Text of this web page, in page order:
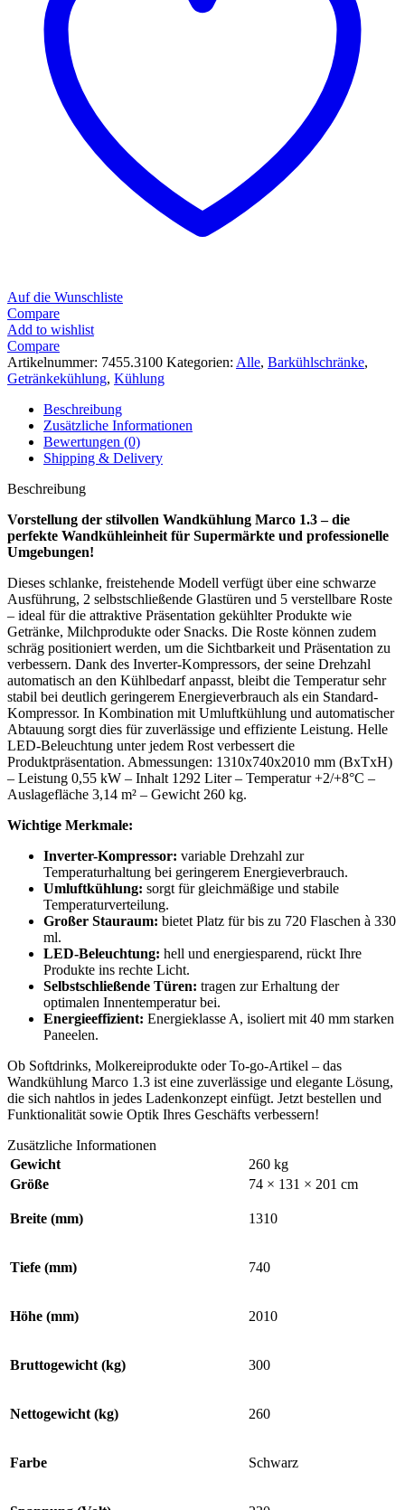
Auf die Wunschliste
Compare
Add to wishlist
Compare
Artikelnummer: 7455.3100 Kategorien: Alle, Barkühlschränke,
Getränkekühlung, Kühlung
Beschreibung
Zusätzliche Informationen
Bewertungen (0)
Shipping & Delivery
Beschreibung
Vorstellung der stilvollen Wandkühlung Marco 1.3 – die
perfekte Wandkühleinheit für Supermärkte und professionelle
Umgebungen!
Dieses schlanke, freistehende Modell verfügt über eine schwarze
Ausführung, 2 selbstschließende Glastüren und 5 verstellbare Roste
– ideal für die attraktive Präsentation gekühlter Produkte wie
Getränke, Milchprodukte oder Snacks. Die Roste können zudem
schräg positioniert werden, um die Sichtbarkeit und Präsentation zu
verbessern. Dank des Inverter-Kompressors, der seine Drehzahl
automatisch an den Kühlbedarf anpasst, bleibt die Temperatur sehr
stabil bei deutlich geringerem Energieverbrauch als ein Standard-
Kompressor. In Kombination mit Umluftkühlung und automatischer
Abtauung sorgt dies für zuverlässige und effiziente Leistung. Helle
LED-Beleuchtung unter jedem Rost verbessert die
Produktpräsentation. Abmessungen: 1310x740x2010 mm (BxTxH)
– Leistung 0,55 kW – Inhalt 1292 Liter – Temperatur +2/+8°C –
Auslagefläche 3,14 m² – Gewicht 260 kg.
Wichtige Merkmale:
Inverter-Kompressor: variable Drehzahl zur
Temperaturhaltung bei geringerem Energieverbrauch.
Umluftkühlung: sorgt für gleichmäßige und stabile
Temperaturverteilung.
Großer Stauraum: bietet Platz für bis zu 720 Flaschen à 330
ml.
LED-Beleuchtung: hell und energiesparend, rückt Ihre
Produkte ins rechte Licht.
Selbstschließende Türen: tragen zur Erhaltung der
optimalen Innentemperatur bei.
Energieeffizient: Energieklasse A, isoliert mit 40 mm starken
Paneelen.
Ob Softdrinks, Molkereiprodukte oder To-go-Artikel – das
Wandkühlung Marco 1.3 ist eine zuverlässige und elegante Lösung,
die sich nahtlos in jedes Ladenkonzept einfügt. Jetzt bestellen und
Funktionalität sowie Optik Ihres Geschäfts verbessern!
Zusätzliche Informationen
Gewicht
260 kg
Größe
74 × 131 × 201 cm
Breite (mm) 1310
Tiefe (mm) 740
Höhe (mm) 2010
Bruttogewicht (kg) 300
Nettogewicht (kg) 260
Farbe Schwarz